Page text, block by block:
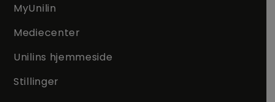
MyUnilin
Mediecenter
Unilins hjemmeside
Stillinger